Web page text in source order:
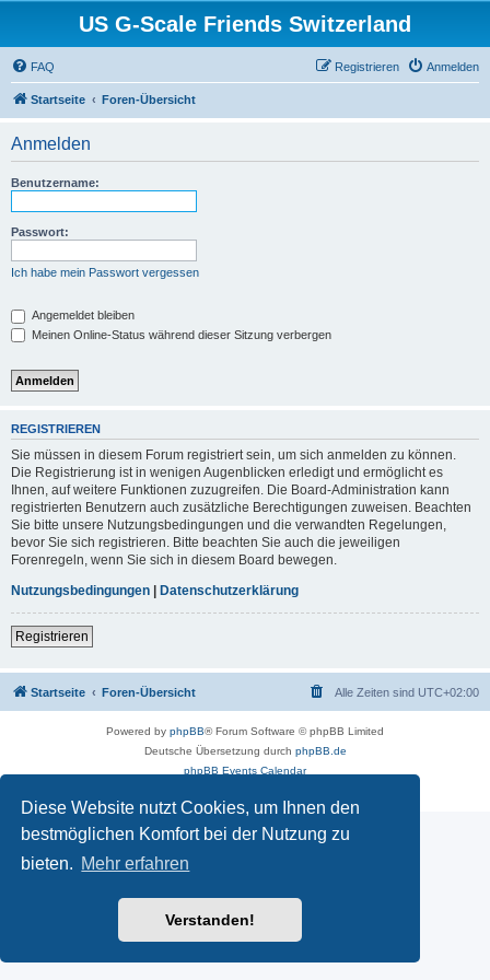
Diese Website nutzt Cookies, um Ihnen den
bestmöglichen Komfort bei der Nutzung zu
bieten. Mehr erfahren
Verstanden!
US G-Scale Friends Switzerland
FAQ Anmelden
Registrieren
Startseite Foren-Übersicht
Anmelden
Benutzername:
Passwort:
Ich habe mein Passwort vergessen
Angemeldet bleiben
Meinen Online-Status während dieser Sitzung verbergen
REGISTRIEREN
Sie müssen in diesem Forum registriert sein, um sich anmelden zu können.
Die Registrierung ist in wenigen Augenblicken erledigt und ermöglicht es
Ihnen, auf weitere Funktionen zuzugreifen. Die Board-Administration kann
registrierten Benutzern auch zusätzliche Berechtigungen zuweisen. Beachten
Sie bitte unsere Nutzungsbedingungen und die verwandten Regelungen,
bevor Sie sich registrieren. Bitte beachten Sie auch die jeweiligen
Forenregeln, wenn Sie sich in diesem Board bewegen.
Nutzungsbedingungen | Datenschutzerklärung
Registrieren
Startseite Foren-Übersicht Alle Zeiten sind UTC+02:00
Powered by phpBB® Forum Software © phpBB Limited
Deutsche Übersetzung durch phpBB.de
phpBB Events Calendar